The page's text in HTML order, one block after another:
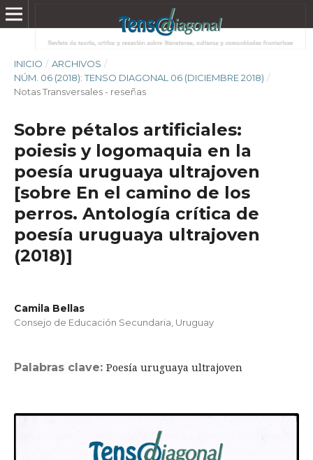
INICIO / ARCHIVOS /
NÚM. 06 (2018): TENSO DIAGONAL 06 (DICIEMBRE 2018) /
Notas Transversales - reseñas
Sobre pétalos artificiales:
poiesis y logomaquia en la
poesía uruguaya ultrajoven
[sobre En el camino de los
perros. Antología crítica de
poesía uruguaya ultrajoven
(2018)]
Camila Bellas
Consejo de Educación Secundaria, Uruguay
Palabras clave: Poesía uruguaya ultrajoven